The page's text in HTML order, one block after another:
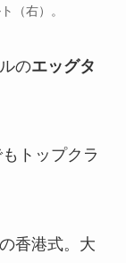
（右）。
のエッグタ
トップクラ
香港式。大